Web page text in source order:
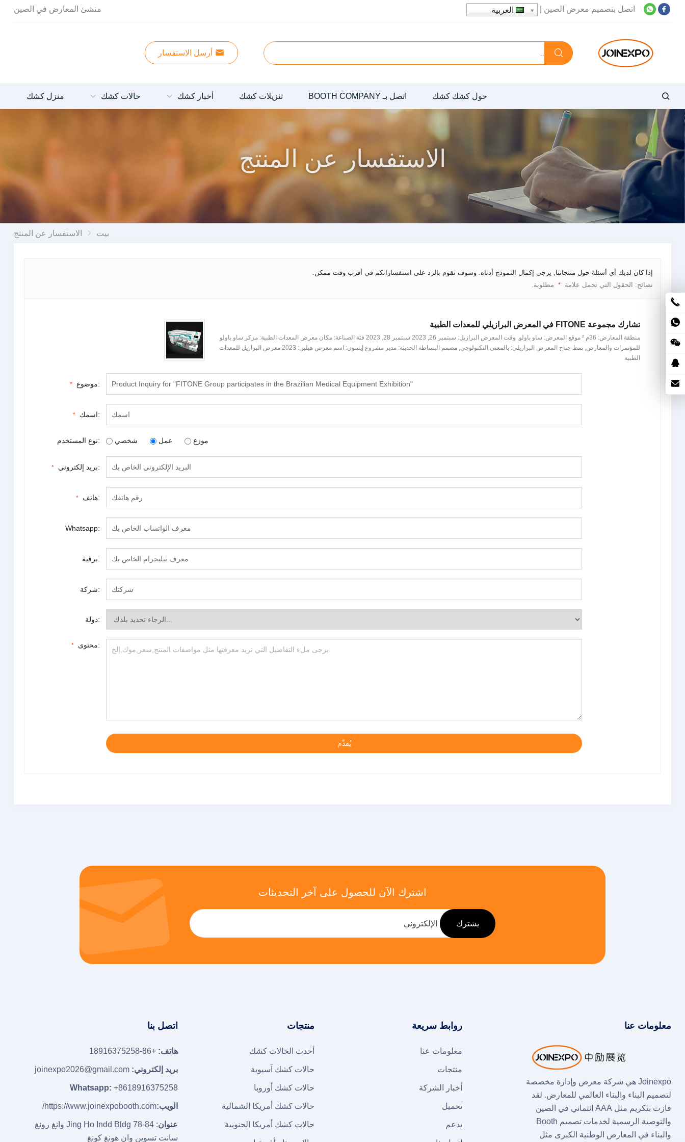
منشئ المعارض في الصين اتصل بتصميم معرض الصين العربية
أرسل الاستفسار
منزل كشك حالات كشك أخبار كشك تنزيلات كشك اتصل بـ BOOTH COMPANY حول كشك كشك
الاستفسار عن المنتج
بيت الاستفسار عن المنتج
إذا كان لديك أي أسئلة حول منتجاتنا, يرجى إكمال النموذج أدناه. وسوف نقوم بالرد على استفساراتكم في أقرب وقت ممكن.
نصائح: الحقول التي تحمل علامة
* مطلوبة.
تشارك مجموعة FITONE في المعرض البرازيلي للمعدات الطبية
منطقة المعارض: 36م ² موقع المعرض: ساو باولو, وقت المعرض البرازيل: سبتمبر 26, 2023 سبتمبر 28, 2023 فئة الصناعة: مكان معرض المعدات الطبية: مركز ساو باولو
للمؤتمرات والمعارض, نمط جناح المعرض البرازيلي: بالمعنى التكنولوجي, مصمم البساطة الحديثة: مدير مشروع إيسون: اسم معرض هيلين: 2023 معرض البرازيل للمعدات
الطبية
* موضوع:
* اسمك:
نوع المستخدم: شخصي عمل موزع
* بريد إلكتروني:
* هاتف:
Whatsapp:
برقية:
شركة:
دولة:
* محتوى:
يُقدِّم
اشترك الآن للحصول على آخر التحديثات
معلومات عنا
Joinexpo هي شركة معرض وإدارة مخصصة
لتصميم البناء والبناء العالمي للمعارض. لقد
فازت بتكريم مثل AAA ائتماني في الصين
والتوصية الرسمية لخدمات تصميم Booth
والبناء في المعارض الوطنية الكبرى مثل
روابط سريعة
معلومات عنا
منتجات
أخبار الشركة
تحميل
يدعم
منتجات
أحدث الحالات كشك
حالات كشك آسيوية
حالات كشك أوروبا
حالات كشك أمريكا الشمالية
حالات كشك أمريكا الجنوبية
اتصل بنا
هاتف: +86-18916375258
بريد إلكتروني: joinexpo2026@gmail.com
Whatsapp: +8618916375258
الويب:https://www.joinexpobooth.com/
عنوان
: Jing Ho Indd Bldg 78-84 وانغ رونغ
سانت تسوين وان هونغ كونغ